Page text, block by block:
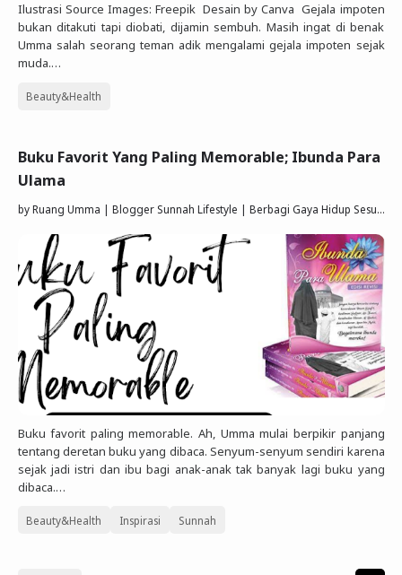
Ilustrasi Source Images: Freepik Desain by Canva Gejala impoten
bukan ditakuti tapi diobati, dijamin sembuh. Masih ingat di benak
Umma salah seorang teman adik mengalami gejala impoten sejak
muda.…
Beauty&Health
Buku Favorit Yang Paling Memorable; Ibunda Para
Ulama
byRuang Umma | Blogger Sunnah Lifestyle | Berbagi Gaya Hidup Sesuai Quran Sunnah
Buku favorit paling memorable. Ah, Umma mulai berpikir panjang
tentang deretan buku yang dibaca. Senyum-senyum sendiri karena
sejak jadi istri dan ibu bagi anak-anak tak banyak lagi buku yang
dibaca.…
Beauty&Health Inspirasi Sunnah